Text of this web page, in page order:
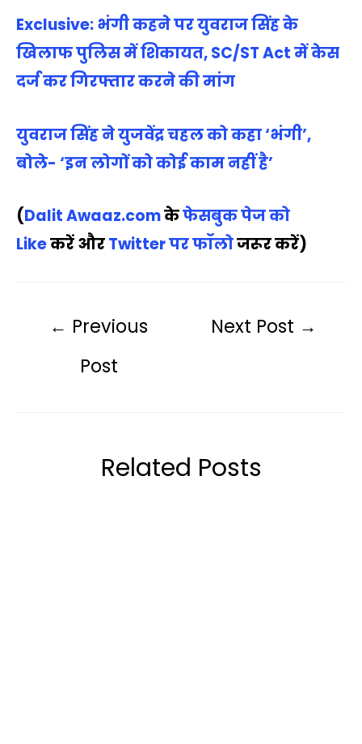
Exclusive: भंगी कहने पर युवराज सिंह के
खिलाफ पुलिस में शिकायत, SC/ST Act में केस
दर्ज कर गिरफ्तार करने की मांग
युवराज सिंह ने युजवेंद्र चहल को कहा ‘भंगी’,
बोले- ‘इन लोगों को कोई काम नहीं है’
(Dalit Awaaz.comकेफेसबुक पेज को
Likeकरें औरTwitter पर फॉलोजरूर करें)
← Previous
Post
Next Post →
Related Posts